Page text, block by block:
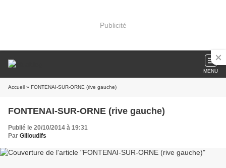
Publicité
MENU
Accueil » FONTENAI-SUR-ORNE (rive gauche)
FONTENAI-SUR-ORNE (rive gauche)
Publié le 20/10/2014 à 19:31
Par Gilloudifs